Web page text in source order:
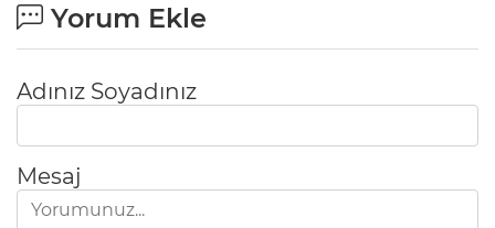
Yorum Ekle
Adınız Soyadınız
Mesaj